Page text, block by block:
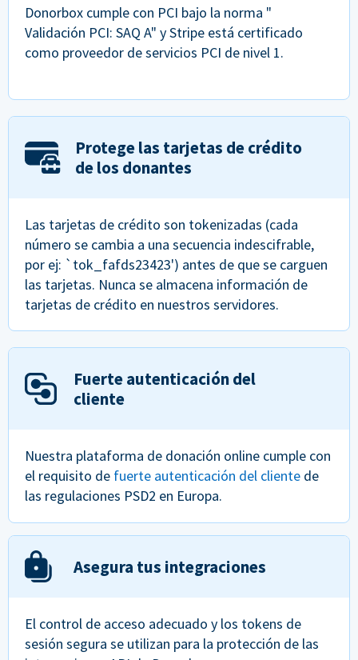
Donorbox cumple con PCI bajo la norma "
Validación PCI: SAQ A" y Stripe está certificado
como proveedor de servicios PCI de nivel 1.
Protege las tarjetas de crédito
de los donantes
Las tarjetas de crédito son tokenizadas (cada
número se cambia a una secuencia indescifrable,
por ej: `tok_fafds23423') antes de que se carguen
las tarjetas. Nunca se almacena información de
tarjetas de crédito en nuestros servidores.
Fuerte autenticación del
cliente
Nuestra plataforma de donación online cumple con
el requisito de fuerte autenticación del cliente de
las regulaciones PSD2 en Europa.
Asegura tus integraciones
El control de acceso adecuado y los tokens de
sesión segura se utilizan para la protección de las